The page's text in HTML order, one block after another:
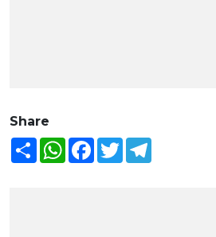
Share
Share WhatsAppFacebook
Twitter